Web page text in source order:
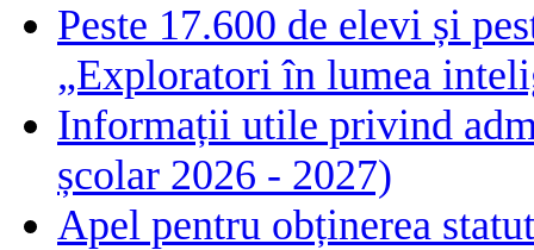
Peste 17.600 de elevi și
„Exploratori în lumea
Informații utile privind
școlar 2026 - 2027)
Apel pentru obținerea